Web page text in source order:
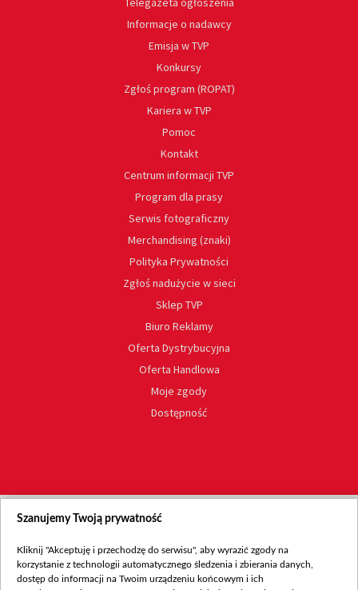
Informacje o nadawcy
Emisja w TVP
Konkursy
Zgłoś program (ROPAT)
Kariera w TVP
Pomoc
Kontakt
Centrum informacji TVP
Program dla prasy
Serwis fotograficzny
Merchandising (znaki)
Polityka Prywatności
Zgłoś nadużycie w sieci
Sklep TVP
Biuro Reklamy
Oferta Dystrybucyjna
Oferta Handlowa
Moje zgody
Dostępność
Szanujemy Twoją prywatność
Kliknij "Akceptuję i przechodzę do serwisu", aby wyrazić zgody na
korzystanie z technologii automatycznego śledzenia i zbierania danych,
dostęp do informacji na Twoim urządzeniu końcowym i ich